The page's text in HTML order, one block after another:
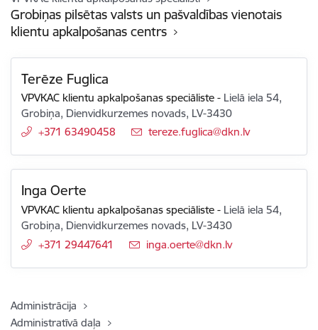
Grobiņas pilsētas valsts un pašvaldības vienotais
klientu apkalpošanas centrs
Terēze Fuglica
VPVKAC klientu apkalpošanas speciāliste - Lielā iela 54,
Grobiņa, Dienvidkurzemes novads, LV-3430
+371 63490458
E-pasts:
tereze.fuglica@dkn.lv
Inga Oerte
VPVKAC klientu apkalpošanas speciāliste - Lielā iela 54,
Grobiņa, Dienvidkurzemes novads, LV-3430
+371 29447641
E-pasts:
inga.oerte@dkn.lv
Administrācija
Administratīvā daļa